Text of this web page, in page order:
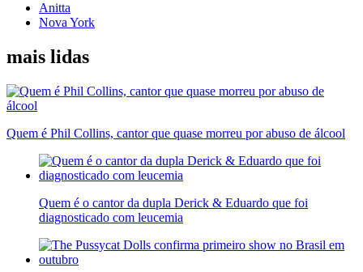
Anitta
Nova York
mais lidas
Quem é Phil Collins, cantor que quase morreu por abuso de álcool
Quem é o cantor da dupla Derick & Eduardo que foi
diagnosticado com leucemia